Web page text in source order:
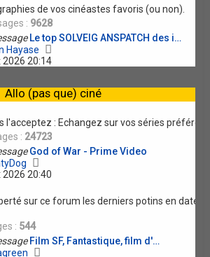
e
r
m
e
s
g
e
l
e
d
e
r
r
e
s
s
a
g
de vos cinéastes favoris (ou non).
: 9628
Le top SOLVEIG ANSPATCH des i…
Hayase
l
e
e
n
e
a
2026 20:14
Allo (pas que) ciné
l'acceptez : Echangez sur vos séries
: 24723
God of War - Prime Video
o
l
e
2026 20:40
sur ce forum les derniers potins en date
: 544
Film SF, Fantastique, film d'…